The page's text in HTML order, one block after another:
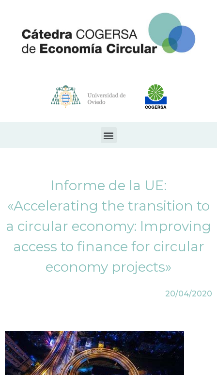
Informe de la UE:
«Accelerating the transition to
a circular economy: Improving
access to finance for circular
economy projects»
20/04/2020